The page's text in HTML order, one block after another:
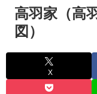
高羽家（高
図）
X